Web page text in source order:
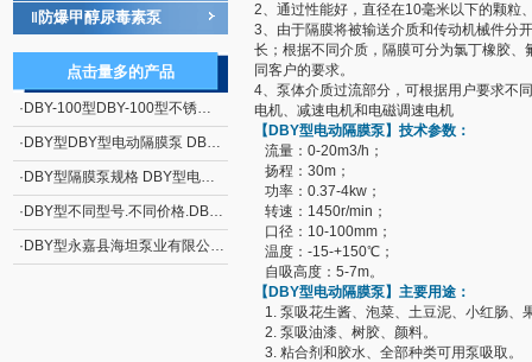
防爆甲醇尿毒素泵
点击量多的产品
· DBY-100型DBY-100型不锈钢电动隔膜泵
· DBY型DBY型电动隔膜泵 DBY型电动隔膜泵厂家
· DBY型隔膜泵规格 DBY型电动隔膜泵
· DBY型不同型号.不同价格.DBY型电动隔膜泵
· DBY型永嘉县海坦泵业有限公司制造 DBY型电动隔膜泵
2、通过性能好，直径在10毫米以下的颗粒
3、由于隔膜将被输送介质和传动机械件分
长；根据不同介质，隔膜可分为氯丁橡胶
同客户的要求。
4、泵体介质过流部分，可根据用户要求不
电机、减速电机和电磁调速电机
【DBY型电动隔膜泵】技术参数：
流量：0-20m3/h；
扬程：30m；
功率：0.37-4kw；
转速：1450r/min；
口径：10-100mm；
温度：-15-+150℃；
自吸高度：5-7m。
【DBY型电动隔膜泵】主要用途：
1. 泵吸花生酱、泡菜、土豆泥、小红肠、
2. 泵吸油漆、树胶、颜料。
3. 粘合剂和胶水、全部种类可用泵吸取。